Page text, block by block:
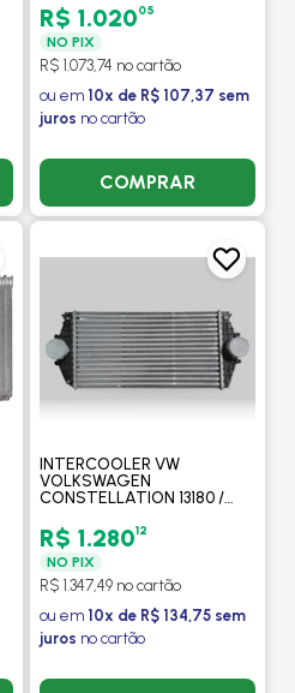
R$ 1.02005
NO PIX
R$ 1.073,74 no cartão
ou em 10x de R$ 107,37 sem
juros no cartão
COMPRAR
INTERCOOLER VW
VOLKSWAGEN
CONSTELLATION 13180 /
R$ 1.28012
NO PIX
R$ 1.347,49 no cartão
ou em 10x de R$ 134,75 sem
juros no cartão